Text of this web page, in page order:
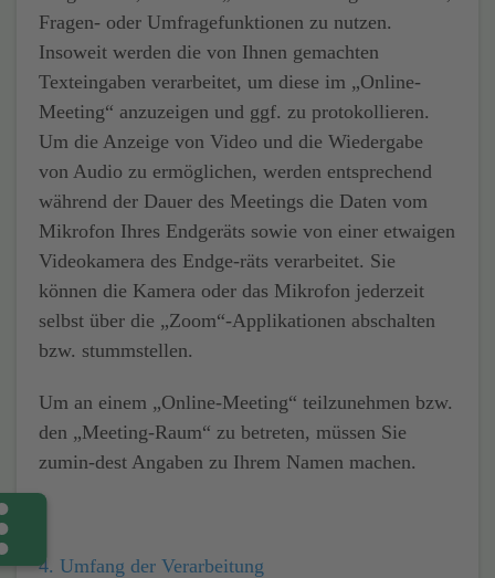
Fragen- oder Umfragefunktionen zu nutzen.
Insoweit werden die von Ihnen gemachten
Texteingaben verarbeitet, um diese im „Online-
Meeting“ anzuzeigen und ggf. zu protokollieren.
Um die Anzeige von Video und die Wiedergabe
von Audio zu ermöglichen, werden entsprechend
während der Dauer des Meetings die Daten vom
Mikrofon Ihres Endgeräts sowie von einer etwaigen
Videokamera des Endge-räts verarbeitet. Sie
können die Kamera oder das Mikrofon jederzeit
selbst über die „Zoom“-Applikationen abschalten
bzw. stummstellen.
Um an einem „Online-Meeting“ teilzunehmen bzw.
den „Meeting-Raum“ zu betreten, müssen Sie
zumin-dest Angaben zu Ihrem Namen machen.
4. Umfang der Verarbeitung